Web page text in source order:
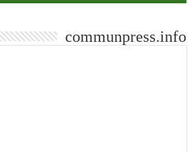
communpress.info